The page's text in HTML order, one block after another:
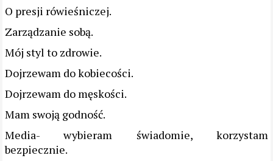
O presji rówieśniczej.
Zarządzanie sobą.
Mój styl to zdrowie.
Dojrzewam do kobiecości.
Dojrzewam do męskości.
Mam swoją godność.
Media- wybieram świadomie, korzystam
bezpiecznie.